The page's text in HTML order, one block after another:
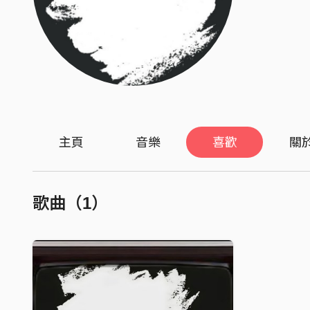
主頁 音樂 喜歡 關
歌曲（1）